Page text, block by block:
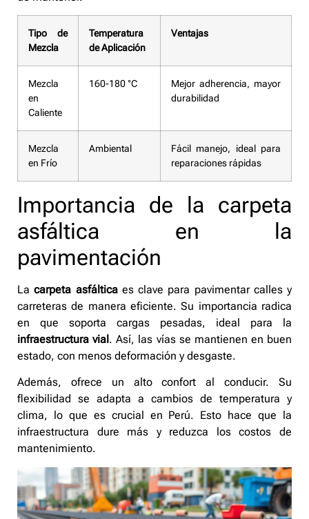
Tipo de
Mezcla
Temperatura
de Aplicación
Ventajas
Mezcla
en
Caliente
160-180 °C
Mejor adherencia, mayor
durabilidad
Mezcla
en Frío
Ambiental
Fácil manejo, ideal para
reparaciones rápidas
Importancia de la carpeta
asfáltica en la
pavimentación
Lacarpeta asfálticaes clave para pavimentar calles y
carreteras de manera eficiente. Su importancia radica
en que soporta cargas pesadas, ideal para la
infraestructura vial. Así, las vías se mantienen en buen
estado, con menos deformación y desgaste.
Además, ofrece un alto confort al conducir. Su
flexibilidad se adapta a cambios de temperatura y
clima, lo que es crucial en Perú. Esto hace que la
infraestructura dure más y reduzca los costos de
mantenimiento.